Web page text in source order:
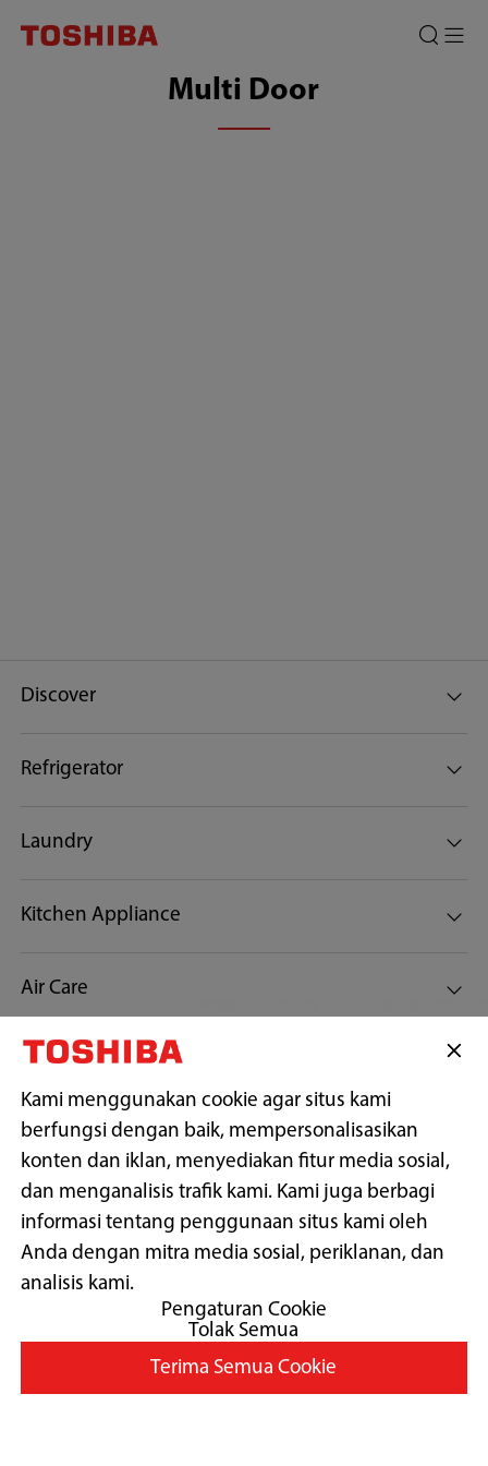
Kulkas
Multi Door
Discover
Refrigerator
Laundry
Kitchen Appliance
Air Care
Customer Support
Tetap terhubung dengan kami
Copyright© 2026 PT Midea Electronics Indonesia, All Rights
Reserved.
Syarat Penggunaan
Preferensi Cookie
Kami menggunakan cookie agar situs kami
berfungsi dengan baik, mempersonalisasikan
konten dan iklan, menyediakan fitur media sosial,
dan menganalisis trafik kami. Kami juga berbagi
informasi tentang penggunaan situs kami oleh
Anda dengan mitra media sosial, periklanan, dan
analisis kami.
Pengaturan Cookie
Tolak Semua
Terima Semua Cookie